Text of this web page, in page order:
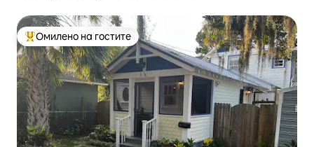
Меѓу најуспешните „Омилени на гостите“
Омилено на гостите